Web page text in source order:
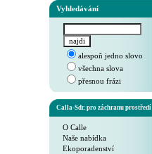
Vyhledávání
alespoň jedno slovo
všechna slova
přesnou frázi
Calla-Sdr. pro záchranu prostředí
O Calle
Naše nabídka
Ekoporadenství